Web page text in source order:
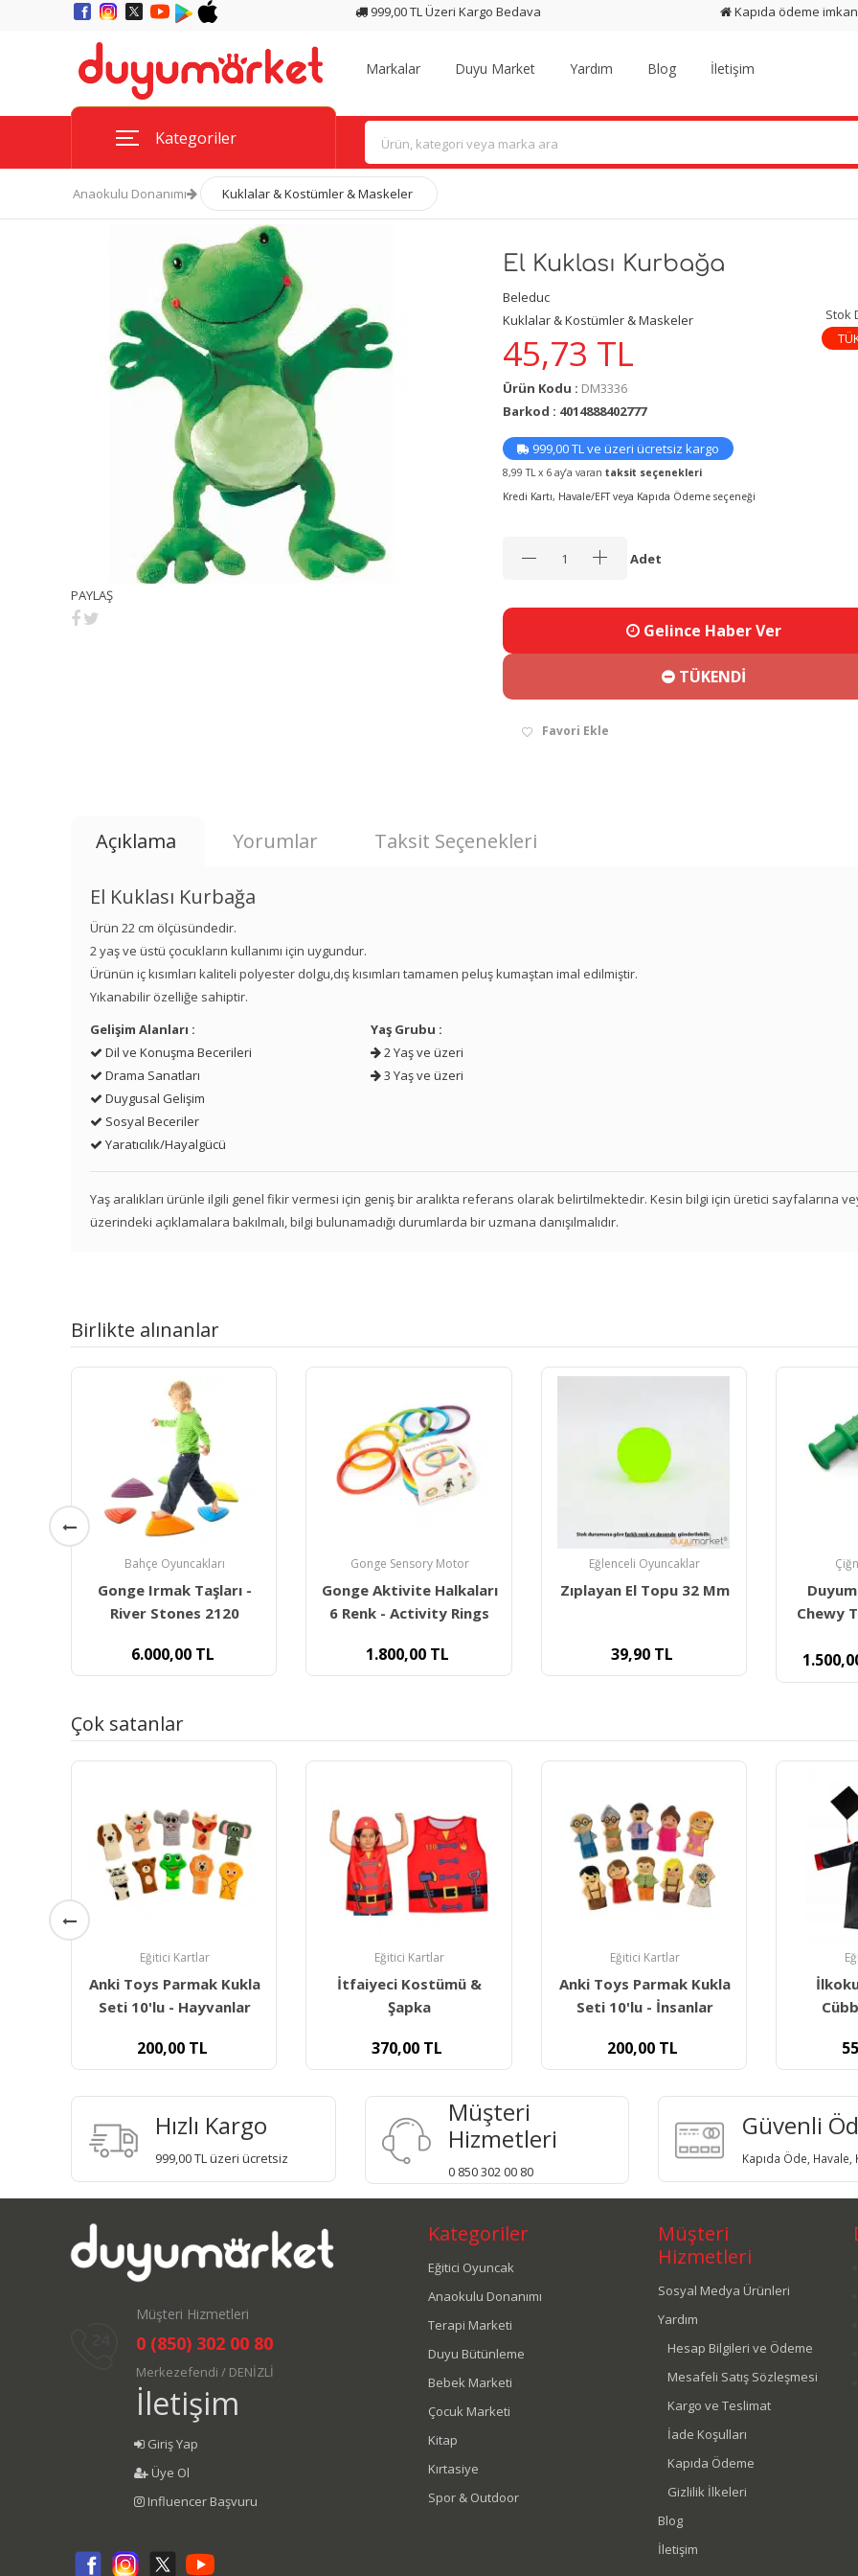
999,00 TL Üzeri Kargo Bedava Kapıda ödeme
Markalar Duyu Market Yardım Blog İletişim
Kategoriler
Anaokulu Donanımı Kuklalar & Kostümler & Maskeler
PAYLAŞ
El Kuklası Kurbağa
Beleduc
Kuklalar & Kostümler & Maskeler
Stok
45,73 TL
Ürün Kodu : DM3336
Barkod : 4014888402777
999,00 TL ve üzeri ücretsiz kargo
8,99 TL x 6 ay’a varan taksit seçenekleri
Kredi Kartı, Havale/EFT veya Kapıda Ödeme seçeneği
Adet
Gelince Haber Ver
TÜKENDİ
Favori Ekle
Açıklama Yorumlar Taksit Seçenekleri
El Kuklası Kurbağa
Ürün 22 cm ölçüsündedir.
2 yaş ve üstü çocukların kullanımı için uygundur.
Ürünün iç kısımları kaliteli polyester dolgu,dış kısımları tamamen peluş kumaştan imal edilmiştir.
Yıkanabilir özelliğe sahiptir.
Gelişim Alanları :
Dil ve Konuşma Becerileri
Drama Sanatları
Duygusal Gelişim
Sosyal Beceriler
Yaratıcılık/Hayalgücü
Yaş Grubu :
2 Yaş ve üzeri
3 Yaş ve üzeri
Yaş aralıkları ürünle ilgili genel fikir vermesi için geniş bir aralıkta referans olarak belirtilmektedir. Kesin bilgi için üretici sayfalarına
üzerindeki açıklamalara bakılmalı, bilgi bulunamadığı durumlarda bir uzmana danışılmalıdır.
Birlikte alınanlar
Gonge Sensory Motor
Gonge Aktivite Halkaları
6 Renk - Activity Rings
1.800,00TL
Eğlenceli Oyuncaklar
Zıplayan El Topu 32 Mm
39,90TL
Çiğneme Tüpleri
Duyumarket Orijinal
1.500,00TL 2.190,60
Yuka
Çok satanlar
Eğitici Kartlar
İtfaiyeci Kostümü &
Şapka
370,00 TL
Eğitici Kartlar
Anki Toys Parmak Kukla
Seti 10'lu - İnsanlar
200,00 TL
Eğitici Kartlar
İlkokul Mezuniyet
Cübbesi Ve Kepi
550,00 TL
Aşçı
Hızlı Kargo
999,00 TL üzeri ücretsiz
Müşteri
Hizmetleri
0 850 302 00 80
Güvenli
Kapıda Öde, Havale,
Müşteri Hizmetleri
0 (850) 302 00 80
Merkezefendi / DENİZLİ
İletişim
Giriş Yap
Üye Ol
Influencer Başvuru
Kategoriler
Eğitici Oyuncak
Anaokulu Donanımı
Terapi Marketi
Duyu Bütünleme
Bebek Marketi
Çocuk Marketi
Kitap
Kırtasiye
Spor & Outdoor
Müşteri
Hizmetleri
Sosyal Medya Ürünleri
Yardım
Hesap Bilgileri ve Ödeme
Mesafeli Satış Sözleşmesi
Kargo ve Teslimat
İade Koşulları
Kapıda Ödeme
Gizlilik İlkeleri
Blog
İletişim